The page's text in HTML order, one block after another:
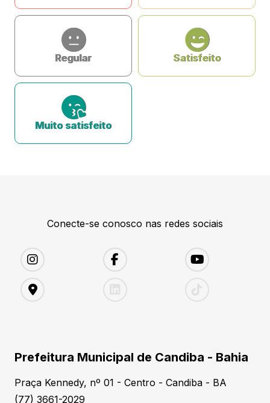
Regular Satisfeito
Muito satisfeito
Conecte-se conosco nas redes sociais
Prefeitura Municipal de Candiba - Bahia
Praça Kennedy, nº 01 - Centro - Candiba - BA
(77) 3661-2029